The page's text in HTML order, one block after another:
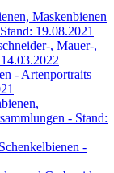
Maskenbienen
19.08.2021
, Mauer-,
- Artenportraits
- Stand:
-